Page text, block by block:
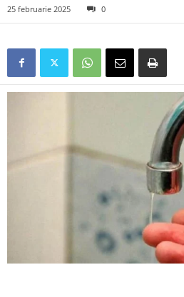
25 februarie 2025 0